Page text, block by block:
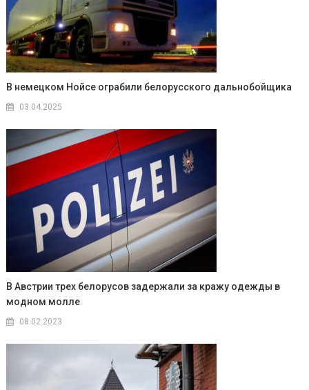
В немецком Нойсе ограбили белорусского дальнобойщика
03.04.2025
В Австрии трех белорусов задержали за кражу одежды в
модном молле
08.02.2023